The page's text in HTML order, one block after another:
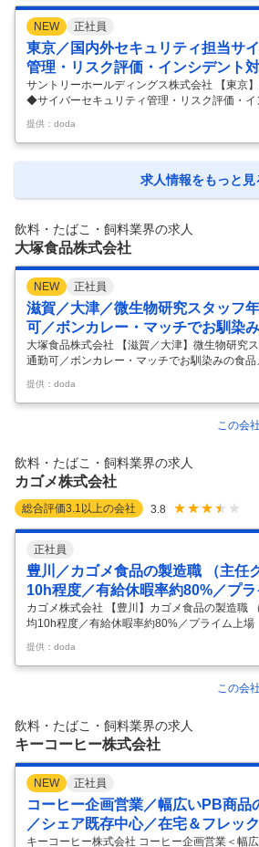
で、ビールづくりに興味がある方募集／26年
ントリーグループで長期的なキャリアが築ける
充実◎】 ■職務内容： ビール工場での生産設備
排水処理設備の管理、運用、設計、メンテナン
…
NEW 正社員
東京／国内外セキュリティ担当サ
管理・リスク評価・インシデント
サントリーホールディングス株式会社 【東京
◆サイバーセキュリティ管理・リスク評価・イ
容】 【東京】国内外セキュリティ担当◆サイ
スク評価・インシデント対応 【具体的な仕事
体のサイバーセキュリティを推進／変革期を
方・キャリア形成が可能】 ■業務概要： 国内
セキュリティ成熟度向上を目指したサイバーセ
是正活 …
提供：doda
求人情報をもっと見
飲料・たばこ・飼料業界の求人
大塚食品株式会社
NEW 正社員
滋賀／大津／微生物研究スタッフ
可／ボンカレー・マッチでお馴染
大塚食品株式会社 【滋賀／大津】微生物研究
通勤可／ボンカレー・マッチでお馴染みの食品
【滋賀／大津】微生物研究スタッフ◆年休125
ー・マッチでお馴染みの食品メーカー 【具体
ープの食品メーカー＞＜年休125日・残業10H
K・福利厚生も充実＞＜働き方＆経営基盤◎＞
凍などの食品に含まれる微生物に関して、微生
の分析・評価業務をお任せします。 ■業務詳細
提供：doda
この会
飲料・たばこ・飼料業界の求人
カゴメ株式会社
総合評価3.1 以上の会社 3.8
正社員
豊川／カゴメ食品の製造職 （主任
10h程度／有給休暇率約80%／プ
カゴメ株式会社 【豊川】カゴメ食品の製造職
均10h程度／有給休暇率約80%／プライム上場
ゴメ食品の製造職 （主任クラス）◆残業月平
80%／プライム上場 【具体的な仕事内容】 ～
ャップ」を製造する中核工場で活躍！／主任
バー育成を担うポジション／創業120年超の
ンに、製造ラインの保守および製造管理・係長
善業務を担当いただきます。 自ら進捗管理を行
提供：doda
この会
飲料・たばこ・飼料業界の求人
キーコーヒー株式会社
NEW 正社員
コーヒー企画営業／幅広いPB商品
／シェア既存中心／在宅＆フレッ
キーコーヒー株式会社 コーヒー企画営業＜幅